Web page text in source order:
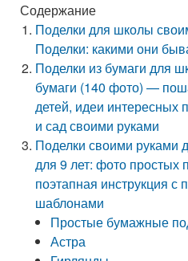
Содержание
Поделки для школы
Поделки: какими они
Поделки из бумаги для
бумаги (140 фото) —
детей, идеи интересных
и сад своими руками
Поделки своими руками
для 9 лет: фото простых
поэтапная инструкция
шаблонами
Простые бумажные
Астра